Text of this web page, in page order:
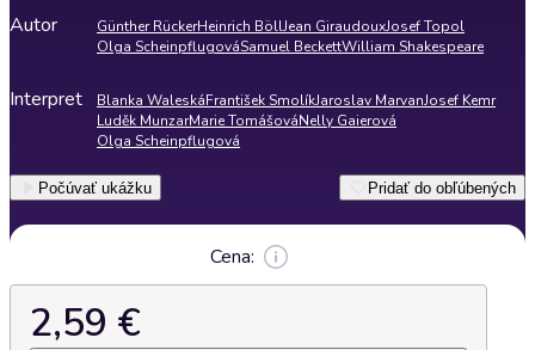
Autor Günther RückerHeinrich BöllJean GiraudouxJosef Topol
Olga ScheinpflugováSamuel BeckettWilliam Shakespeare
Interpret Blanka WaleskáFrantišek SmolíkJaroslav MarvanJosef Kemr
Luděk MunzarMarie TomášováNelly Gaierová
Olga Scheinpflugová
Počúvať ukážku Pridať do obľúbených
Cena:
2,59 €